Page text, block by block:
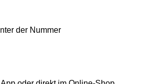
der Nummer